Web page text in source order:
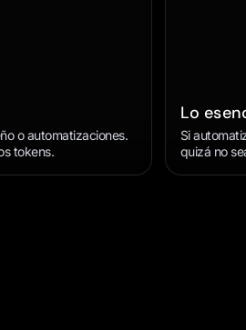
o automatizaciones.
tokens.
Lo
Si
quizá no